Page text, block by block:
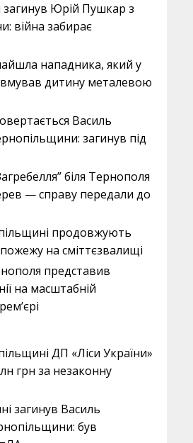
загинув Юрій Пушкар з
війна забирає
нападника, який у
дитину металевою
Василь
загинув під
біля Тернополя
— справу передали до
продовжують
на сміттєзвалищі
представив
на масштабній
ДП «Ліси України»
грн за незаконну
загинув Василь
був